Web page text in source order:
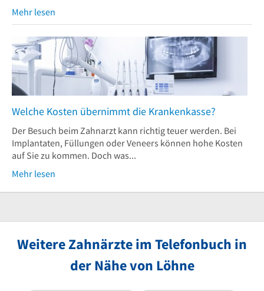
Mehr lesen
Welche Kosten übernimmt die Krankenkasse?
Der Besuch beim Zahnarzt kann richtig teuer werden. Bei
Implantaten, Füllungen oder Veneers können hohe Kosten
auf Sie zu kommen. Doch was...
Mehr lesen
Weitere Zahnärzte im Telefonbuch in
der Nähe von Löhne